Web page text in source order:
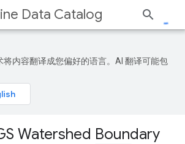
Data Catalog
将内容翻译成您偏好的语言。AI 翻译可能包
Watershed Boundary